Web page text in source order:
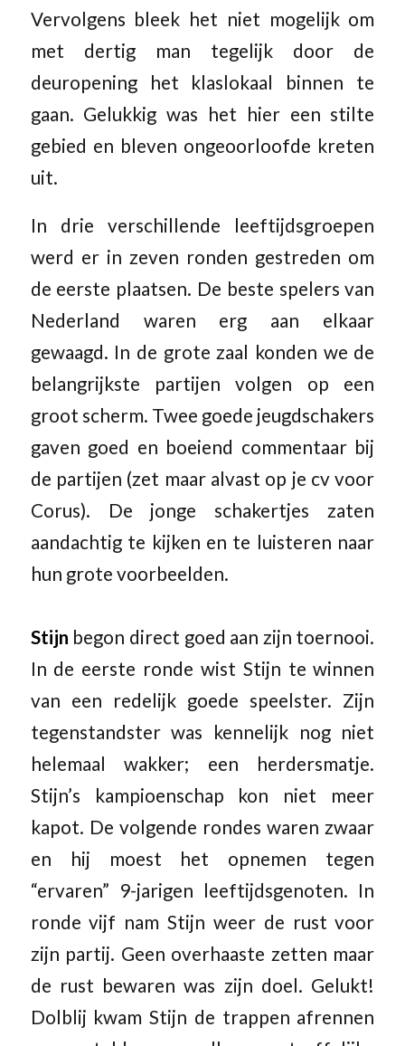
Vervolgens bleek het niet mogelijk om
met dertig man tegelijk door de
deuropening het klaslokaal binnen te
gaan. Gelukkig was het hier een stilte
gebied en bleven ongeoorloofde kreten
uit.
In drie verschillende leeftijdsgroepen
werd er in zeven ronden gestreden om
de eerste plaatsen. De beste spelers van
Nederland waren erg aan elkaar
gewaagd. In de grote zaal konden we de
belangrijkste partijen volgen op een
groot scherm. Twee goede jeugdschakers
gaven goed en boeiend commentaar bij
de partijen (zet maar alvast op je cv voor
Corus). De jonge schakertjes zaten
aandachtig te kijken en te luisteren naar
hun grote voorbeelden.
Stijn begon direct goed aan zijn toernooi.
In de eerste ronde wist Stijn te winnen
van een redelijk goede speelster. Zijn
tegenstandster was kennelijk nog niet
helemaal wakker; een herdersmatje.
Stijn’s kampioenschap kon niet meer
kapot. De volgende rondes waren zwaar
en hij moest het opnemen tegen
“ervaren” 9-jarigen leeftijdsgenoten. In
ronde vijf nam Stijn weer de rust voor
zijn partij. Geen overhaaste zetten maar
de rust bewaren was zijn doel. Gelukt!
Dolblij kwam Stijn de trappen afrennen